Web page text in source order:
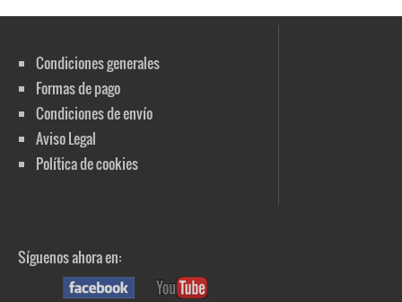
Condiciones generales
Formas de pago
Condiciones de envío
Aviso Legal
Política de cookies
Síguenos ahora en: